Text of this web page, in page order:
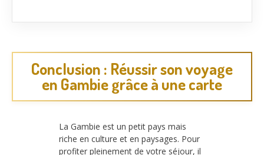
Conclusion : Réussir son voyage
en Gambie grâce à une carte
La Gambie est un petit pays mais
riche en culture et en paysages. Pour
profiter pleinement de votre séjour, il